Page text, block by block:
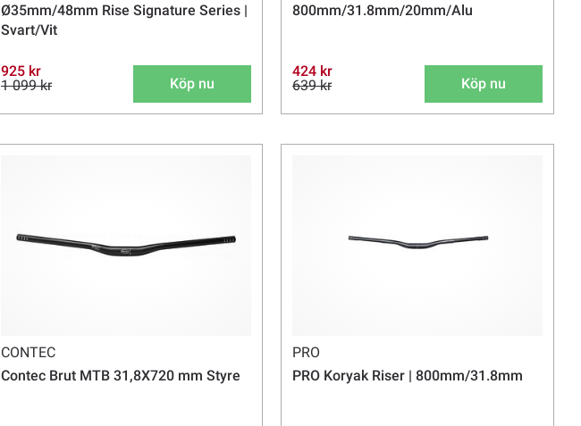
Ø35mm/48mm Rise Signature Series |
Svart/Vit
925 kr
1 099 kr
Köp nu
800mm/31.8mm/20mm/Alu
424 kr
639 kr
Köp nu
CONTEC
Contec Brut MTB 31,8X720 mm Styre
PRO
PRO Koryak Riser | 800mm/31.8mm